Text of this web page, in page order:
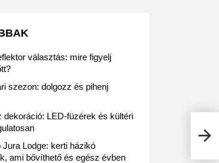
választás: mire figyelj
szezon: dolgozz és pihenj
dekoráció: LED-füzérek és kültéri
Jura Lodge: kerti házikó
ami bővíthető és egész évben